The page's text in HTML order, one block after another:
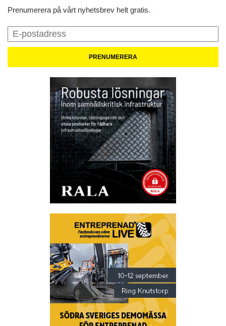
Prenumerera på vårt nyhetsbrev helt gratis.